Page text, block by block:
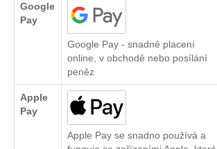
Google
Pay
Google Pay - snadné placení
online, v obchodě nebo posílání
peněz
Apple
Pay
Apple Pay se snadno používá a